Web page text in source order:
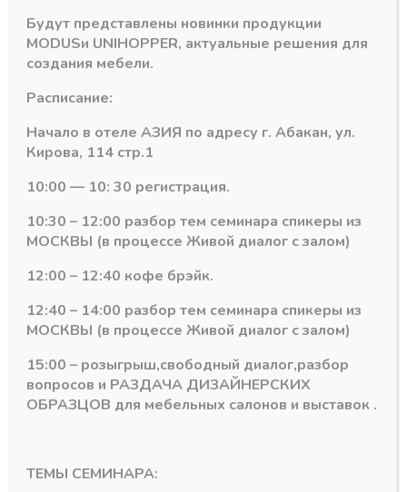
Светодиодная лента
LC Premium IP20
Теплый белый)
В наличии
635,83₽
Артикул:LR4-WW60
Светодиодная лента
LC Premium IP20
В наличии
210,68₽
Артикул:LR1-CW
Будут представлены новинки продукции
MODUSи UNIHOPPER, актуальные решения для
создания мебели.
Расписание:
Начало в отеле АЗИЯ по адресу г. Абакан, ул.
Кирова, 114 стр.1
10:00 — 10: 30 регистрация.
10:30 – 12:00 разбор тем семинара спикеры из
МОСКВЫ (в процессе Живой диалог с залом)
12:00 – 12:40 кофе брэйк.
12:40 – 14:00 разбор тем семинара спикеры из
МОСКВЫ (в процессе Живой диалог с залом)
15:00 – розыгрыш,свободный диалог,разбор
вопросов и РАЗДАЧА ДИЗАЙНЕРСКИХ
ОБРАЗЦОВ для мебельных салонов и выставок .
ТЕМЫ СЕМИНАРА: